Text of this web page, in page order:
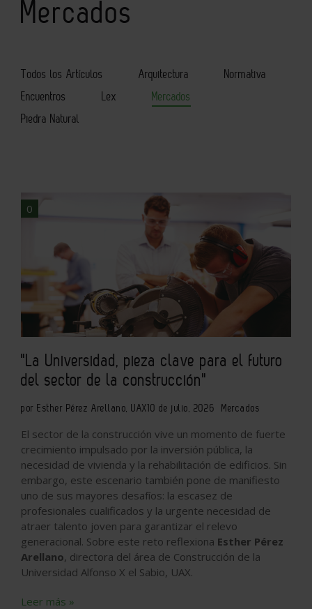
Mercados
Todos los Artículos Arquitectura
Normativa
Encuentros
Lex
Mercados
Piedra Natural
0
"La Universidad, pieza clave para el futuro
del sector de la construcción"
por Esther Pérez Arellano, UAX10 de julio, 2026 Mercados
El sector de la construcción vive un momento de fuerte
crecimiento impulsado por la inversión pública, la
necesidad de vivienda y la rehabilitación de edificios. Sin
embargo, este escenario también pone de manifiesto
uno de sus mayores desafíos: la escasez de
profesionales cualificados y la urgente necesidad de
atraer talento joven para garantizar el relevo
generacional. Sobre este reto reflexiona Esther Pérez
Arellano, directora del área de Construcción de la
Universidad Alfonso X el Sabio, UAX.
Leer más »